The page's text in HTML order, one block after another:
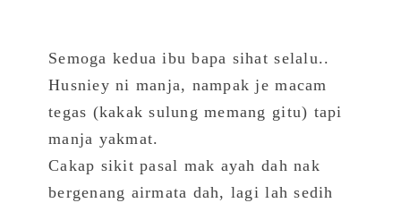
Semoga kedua ibu bapa sihat selalu..
Husniey ni manja, nampak je macam
tegas (kakak sulung memang gitu) tapi
manja yakmat.
Cakap sikit pasal mak ayah dah nak
bergenang airmata dah, lagi lah sedih